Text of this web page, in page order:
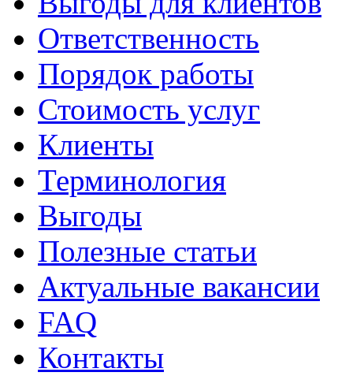
Ответственность
Порядок работы
Стоимость услуг
Клиенты
Терминология
Выгоды
Полезные статьи
Актуальные вакансии
FAQ
Контакты